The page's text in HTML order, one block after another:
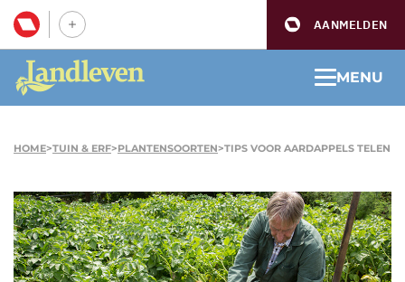
AANMELDEN
MENU
HOME>TUIN & ERF>PLANTENSOORTEN>TIPS VOOR AARDAPPELS TELEN